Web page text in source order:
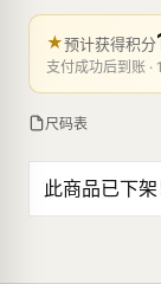
★预计获得积分
支付成功后到账 ·
尺码表
此商品已下架